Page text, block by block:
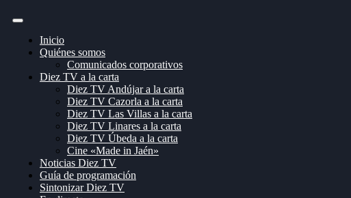
Inicio
Quiénes somos
Comunicados corporativos
Diez TV a la carta
Diez TV Andújar a la carta
Diez TV Cazorla a la carta
Diez TV Las Villas a la carta
Diez TV Linares a la carta
Diez TV Úbeda a la carta
Cine «Made in Jaén»
Noticias Diez TV
Guía de programación
Sintonizar Diez TV